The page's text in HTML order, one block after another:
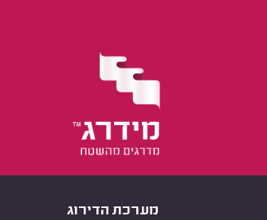
מערכת הדירוג